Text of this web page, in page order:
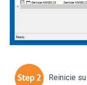
Reinicie